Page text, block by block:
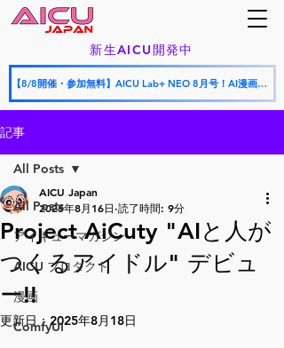
新生AICU開発中
【8/8開催・参加無料】AICU Lab+ NEO 8月号！AI漫画フェスティバル授賞式 × AICU怒涛の新サービス発表会
記事
All Posts
アイキューマガジン
AICU プロダクト
漫画
ComfyUI
All Posts
Project AiCuty "AIと人が
つくるアイドル" デビュ
ー!!
AICU Japan
2025年8月16日 読了時間: 9分
更新日： 2025年8月18日